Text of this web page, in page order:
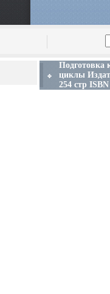
Подготовка
циклы
254 стр